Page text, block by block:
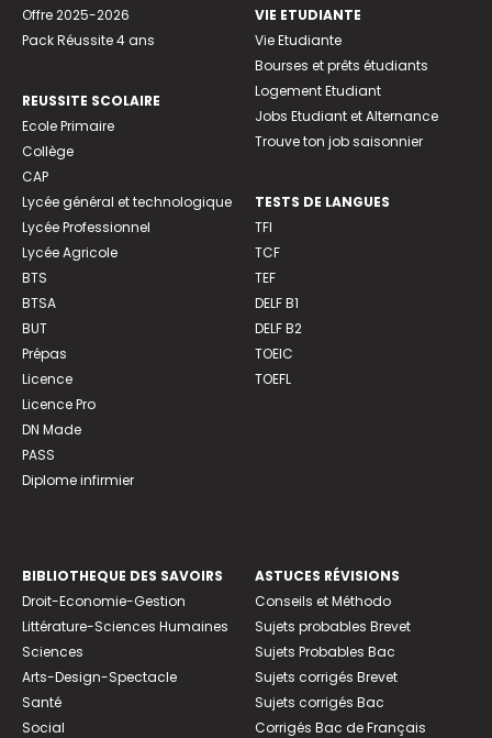
Offre 2025-2026
Pack Réussite 4 ans
REUSSITE SCOLAIRE
Ecole Primaire
Collège
CAP
Lycée général et technologique
Lycée Professionnel
Lycée Agricole
BTS
BTSA
BUT
Prépas
Licence
Licence Pro
DN Made
PASS
Diplome infirmier
VIE ETUDIANTE
Vie Etudiante
Bourses et prêts étudiants
Logement Etudiant
Jobs Etudiant et Alternance
Trouve ton job saisonnier
TESTS DE LANGUES
TFI
TCF
TEF
DELF B1
DELF B2
TOEIC
TOEFL
BIBLIOTHEQUE DES SAVOIRS
Droit-Economie-Gestion
Littérature-Sciences Humaines
Sciences
Arts-Design-Spectacle
Santé
Social
ASTUCES RÉVISIONS
Conseils et Méthodo
Sujets probables Brevet
Sujets Probables Bac
Sujets corrigés Brevet
Sujets corrigés Bac
Corrigés Bac de Français